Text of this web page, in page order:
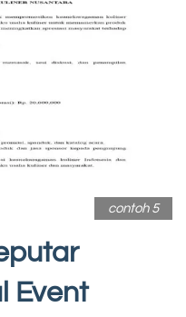
contoh 5
Event